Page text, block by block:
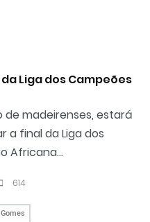
Liga dos Campeões
madeirenses, estará
a final da Liga dos
Africana...
614